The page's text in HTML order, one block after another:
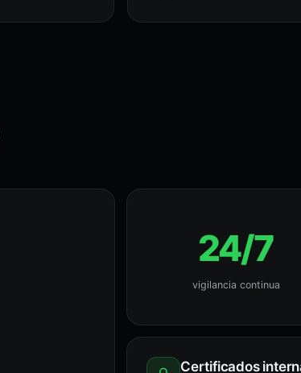
24/7
vigilancia continua
Certificados